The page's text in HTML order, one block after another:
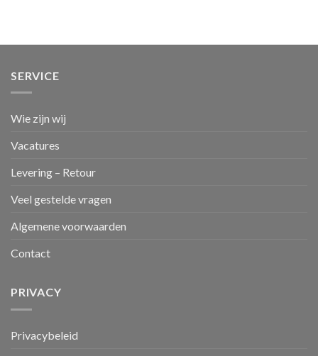
SERVICE
Wie zijn wij
Vacatures
Levering – Retour
Veel gestelde vragen
Algemene voorwaarden
Contact
PRIVACY
Privacybeleid